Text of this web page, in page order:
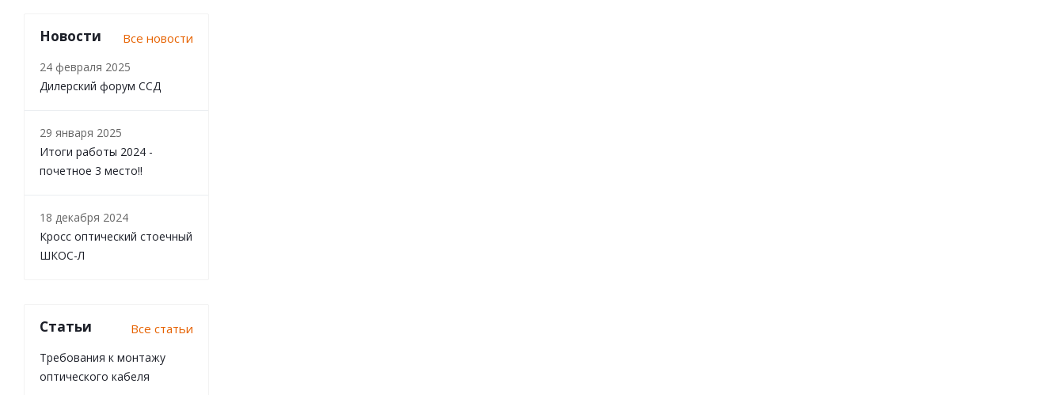
Новости Все новости
24 февраля 2025
Дилерский форум ССД
29 января 2025
Итоги работы 2024 -
почетное 3 место!!
18 декабря 2024
Кросс оптический стоечный
ШКОС-Л
Статьи Все статьи
Требования к монтажу
оптического кабеля